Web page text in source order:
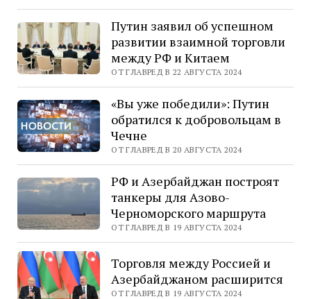
Путин заявил об успешном
развитии взаимной торговли
между РФ и Китаем
ОТ ГЛАВРЕД В 22 АВГУСТА 2024
«Вы уже победили»: Путин
обратился к добровольцам в
Чечне
ОТ ГЛАВРЕД В 20 АВГУСТА 2024
РФ и Азербайджан построят
танкеры для Азово-
Черноморского маршрута
ОТ ГЛАВРЕД В 19 АВГУСТА 2024
Торговля между Россией и
Азербайджаном расширится
ОТ ГЛАВРЕД В 19 АВГУСТА 2024